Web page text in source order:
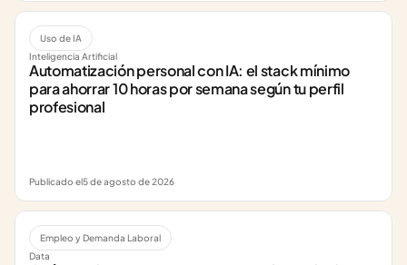
Uso de IA
Inteligencia Artificial
Automatización personal con IA: el stack mínimo
para ahorrar 10 horas por semana según tu perfil
profesional
Publicado el5 de agosto de 2026
Empleo y Demanda Laboral
Data